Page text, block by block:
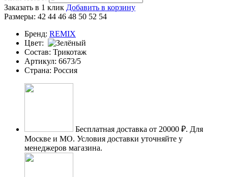
Заказать в 1 клик Добавить в корзину
Размеры: 42 44 46 48 50 52 54
Бренд: REMIX
Цвет:
Состав: Трикотаж
Артикул: 6673/5
Страна: Россия
Бесплатная доставка от 20000 ₽. Для
Москве и МО. Условия доставки уточняйте у
менеджеров магазина.